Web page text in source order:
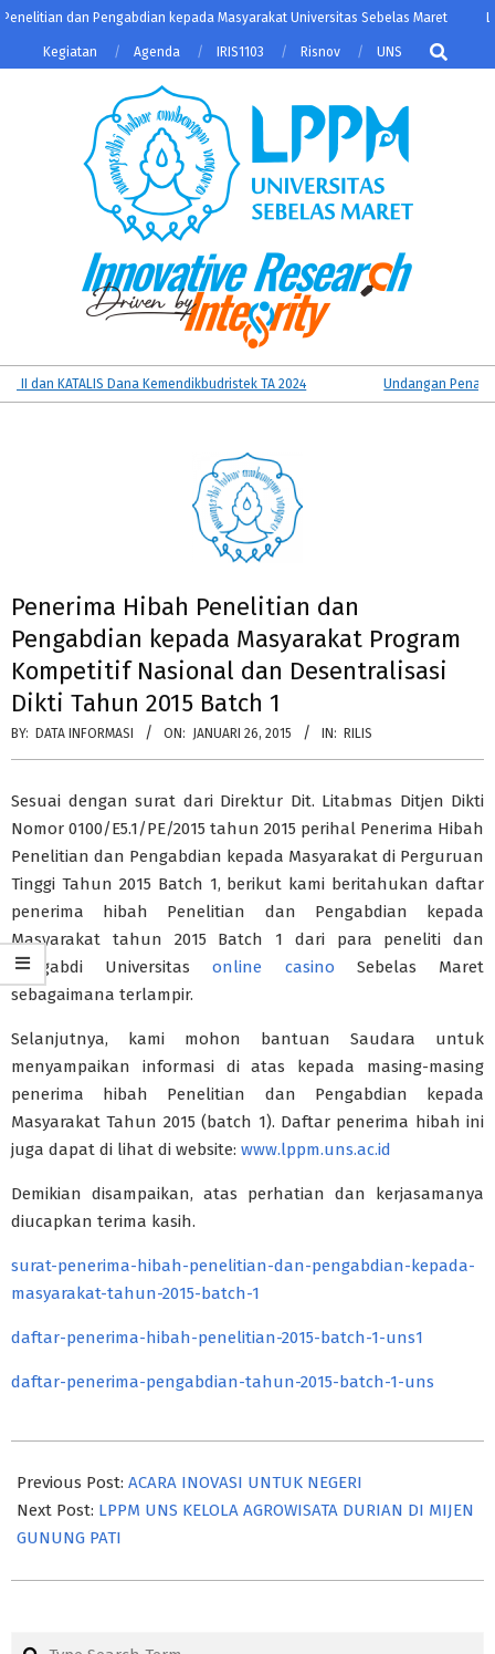
Skip
content
dan Pengabdian kepada Masyarakat Universitas Sebelas Maret
Kegiatan Agenda IRIS1103 Risnov UNS
Search
LPPM
UNS
Primary
Navigation
KATALIS Dana Kemendikbudristek TA 2024 Undangan
Penerima Hibah Penelitian dan
Pengabdian kepada Masyarakat Program
Kompetitif Nasional dan Desentralisasi
Dikti Tahun 2015 Batch 1
BY: DATA INFORMASI ON: JANUARI 26, 2015 IN: RILIS
Sesuai dengan surat dari Direktur Dit. Litabmas Ditjen Dikti
Nomor 0100/E5.1/PE/2015 tahun 2015 perihal Penerima Hibah
Penelitian dan Pengabdian kepada Masyarakat di Perguruan
Tinggi Tahun 2015 Batch 1, berikut kami beritahukan daftar
penerima hibah Penelitian dan Pengabdian kepada
Masyarakat tahun 2015 Batch 1 dari para peneliti dan
pengabdi Universitasonline casino Sebelas Maret
sebagaimana terlampir.
Selanjutnya, kami mohon bantuan Saudara untuk
menyampaikan informasi di atas kepada masing-masing
penerima hibah Penelitian dan Pengabdian kepada
Masyarakat Tahun 2015 (batch 1). Daftar penerima hibah ini
juga dapat di lihat di website: www.lppm.uns.ac.id
Demikian disampaikan, atas perhatian dan kerjasamanya
diucapkan terima kasih.
surat-penerima-hibah-penelitian-dan-pengabdian-kepada-
masyarakat-tahun-2015-batch-1
daftar-penerima-hibah-penelitian-2015-batch-1-uns1
daftar-penerima-pengabdian-tahun-2015-batch-1-uns
01-
26
Previous Post: ACARA INOVASI UNTUK NEGERI
Next Post: LPPM UNS KELOLA AGROWISATA DURIAN DI MIJEN
GUNUNG PATI
Search